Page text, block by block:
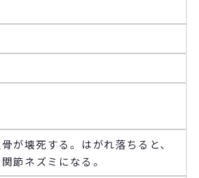
が壊死する。はがれ落ちると、
節ネズミになる。